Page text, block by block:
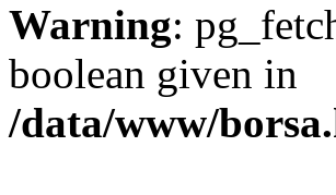
Warning:
boolean given in
/data/www/